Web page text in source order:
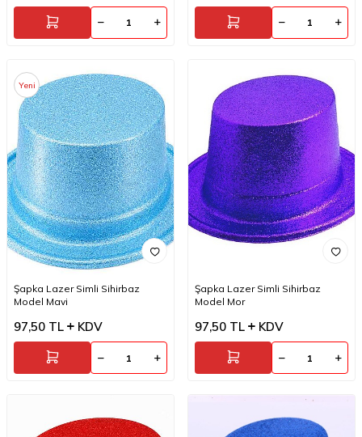
Yeni
Şapka Lazer Simli Sihirbaz
Model Mavi
97,50 TL KDV
Şapka Lazer Simli Sihirbaz
Model Mor
97,50 TL KDV